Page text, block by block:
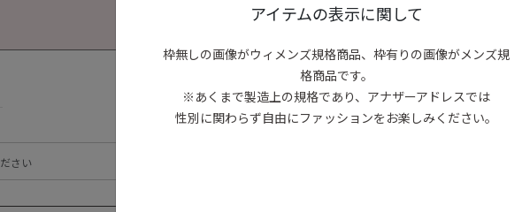
アイテムの表示に関して
枠無しの画像がウィメンズ規格商品、 枠有りの画像がメンズ規
格商品です。
※あくまで製造上の規格であり、アナザーアドレスでは
性別に関わらず自由にファッションをお楽しみください。